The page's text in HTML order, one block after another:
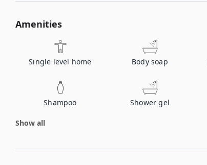
Amenities
Single level home Body soap
Shampoo Shower gel
Show all